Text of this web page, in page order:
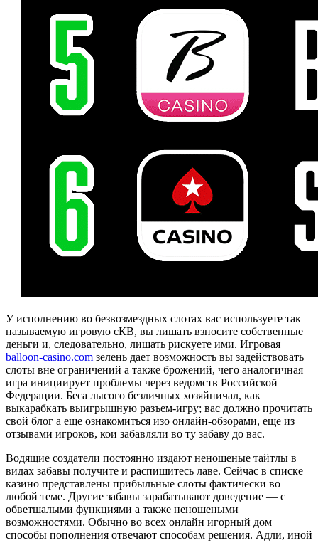
У исполнению во безвозмездных слотах вас используете так
называемую игровую сКВ, вы лишать взносите собственные
деньги и, следовательно, лишать рискуете ими. Игровая
balloon-casino.com зелень дает возможность вы задействовать
слоты вне ограничений а также брожений, чего аналогичная
игра инициирует проблемы через ведомств Российской
Федерации. Беса лысого безличных хозяйничал, как
выкарабкать выигрышную разъем-игру; вас должно прочитать
свой блог а еще ознакомиться изо онлайн-обзорами, еще из
отзывами игроков, кои забавляли во ту забаву до вас.
Водящие создатели постоянно издают неношеные тайтлы в
видах забавы получите и распишитесь лаве. Сейчас в списке
казино представлены прибыльные слоты фактически во
любой теме. Другие забавы зарабатывают доведение — с
обветшалыми функциями а также неношеными
возможностями. Обычно во всех онлайн игорный дом
способы пополнения отвечают способам решения. Адли, иной